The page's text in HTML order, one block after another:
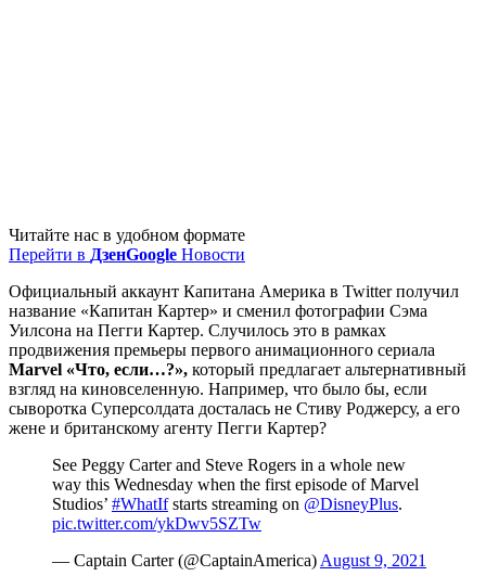
Читайте нас в удобном формате
Перейти в ДзенGoogle Новости
Официальный аккаунт Капитана Америка в Twitter получил
название «Капитан Картер» и сменил фотографии Сэма
Уилсона на Пегги Картер. Случилось это в рамках
продвижения премьеры первого анимационного сериала
Marvel «Что, если…?», который предлагает альтернативный
взгляд на киновселенную. Например, что было бы, если
сыворотка Суперсолдата досталась не Стиву Роджерсу, а его
жене и британскому агенту Пегги Картер?
See Peggy Carter and Steve Rogers in a whole new
way this Wednesday when the first episode of Marvel
Studios’ #WhatIfstarts streaming on @DisneyPlus.
pic.twitter.com/ykDwv5SZTw
— Captain Carter (@CaptainAmerica) August 9, 2021